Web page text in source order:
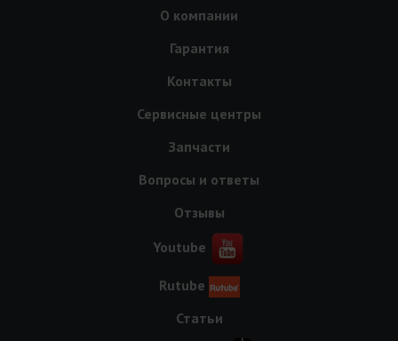
О компании
Гарантия
Контакты
Сервисные центры
Запчасти
Вопросы и ответы
Отзывы
Youtube
Rutube
Статьи